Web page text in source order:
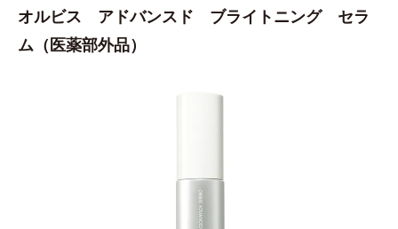
オルビス アドバンスド ブライトニング セラ
ム（医薬部外品）